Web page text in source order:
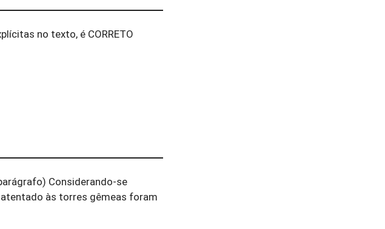
no texto, é CORRETO
Considerando-se
atentado às torres gêmeas foram